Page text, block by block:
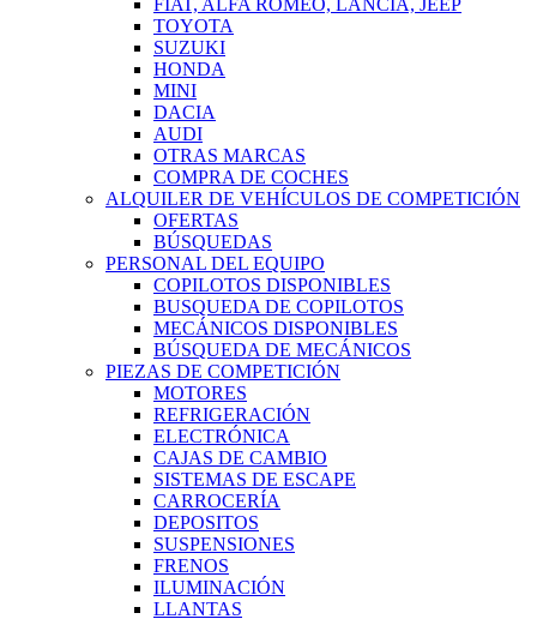
FIAT, ALFA ROMEO, LANCIA, JEEP
TOYOTA
SUZUKI
HONDA
MINI
DACIA
AUDI
OTRAS MARCAS
COMPRA DE COCHES
ALQUILER DE VEHÍCULOS DE COMPETICIÓN
OFERTAS
BÚSQUEDAS
PERSONAL DEL EQUIPO
COPILOTOS DISPONIBLES
BUSQUEDA DE COPILOTOS
MECÁNICOS DISPONIBLES
BÚSQUEDA DE MECÁNICOS
PIEZAS DE COMPETICIÓN
MOTORES
REFRIGERACIÓN
ELECTRÓNICA
CAJAS DE CAMBIO
SISTEMAS DE ESCAPE
CARROCERÍA
DEPOSITOS
SUSPENSIONES
FRENOS
ILUMINACIÓN
LLANTAS